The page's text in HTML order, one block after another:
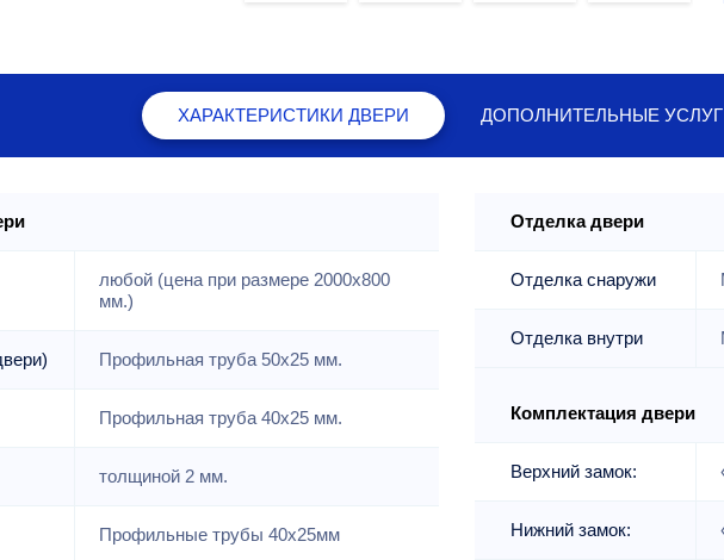
ХАРАКТЕРИСТИКИ ДВЕРИ ДОПОЛНИТЕЛЬНЫЕ
любой (цена при размере 2000x800
мм.)
Профильная труба 50х25 мм.
Профильная труба 40х25 мм.
толщиной 2 мм.
Профильные трубы 40х25мм
Отделка двери
Отделка снаружи
Отделка внутри
Комплектация двери
Верхний замок:
Нижний замок: